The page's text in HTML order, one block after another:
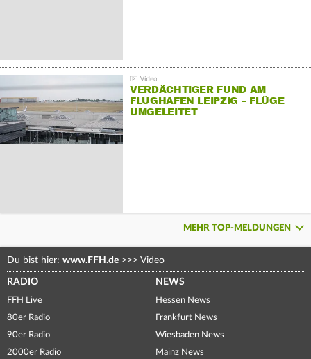
VERDÄCHTIGER FUND AM
FLUGHAFEN LEIPZIG – FLÜGE
UMGELEITET
MEHR TOP-MELDUNGEN
Du bist hier: www.FFH.de >>> Video
RADIO
FFH Live
80er Radio
90er Radio
2000er Radio
NEWS
Hessen News
Frankfurt News
Wiesbaden News
Mainz News